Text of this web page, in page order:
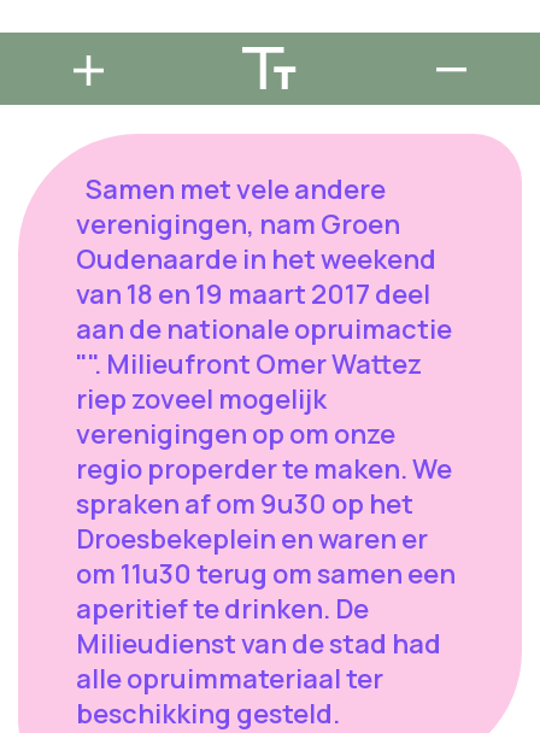
Samen met vele andere
verenigingen, nam Groen
Oudenaarde in het weekend
van 18 en 19 maart 2017 deel
aan de nationale opruimactie
"". Milieufront Omer Wattez
riep zoveel mogelijk
verenigingen op om onze
regio properder te maken. We
spraken af om 9u30 op het
Droesbekeplein en waren er
om 11u30 terug om samen een
aperitief te drinken. De
Milieudienst van de stad had
alle opruimmateriaal ter
beschikking gesteld.